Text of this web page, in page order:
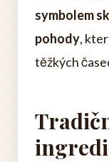
symbolem
pohody,
těžkých